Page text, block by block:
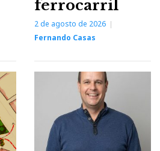
ferrocarril
2 de agosto de 2026
Fernando Casas